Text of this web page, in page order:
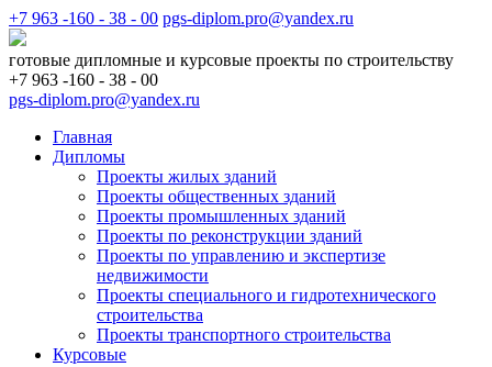
+7 963 -160 - 38 - 00 pgs-diplom.pro@yandex.ru
готовые дипломные и курсовые проекты по строительству
+7 963 -160 - 38 - 00
pgs-diplom.pro@yandex.ru
Главная
Дипломы
Проекты жилых зданий
Проекты общественных зданий
Проекты промышленных зданий
Проекты по реконструкции зданий
Проекты по управлению и экспертизе
недвижимости
Проекты специального и гидротехнического
строительства
Проекты транспортного строительства
Курсовые